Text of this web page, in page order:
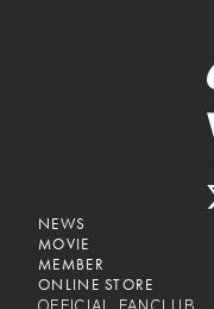
NEWS
MOVIE
MEMBER
ONLINE STORE